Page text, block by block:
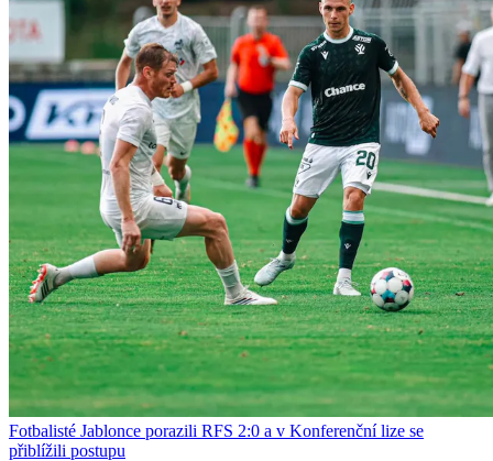
Fotbalisté Jablonce porazili RFS 2:0 a v Konferenční lize se
přiblížili postupu